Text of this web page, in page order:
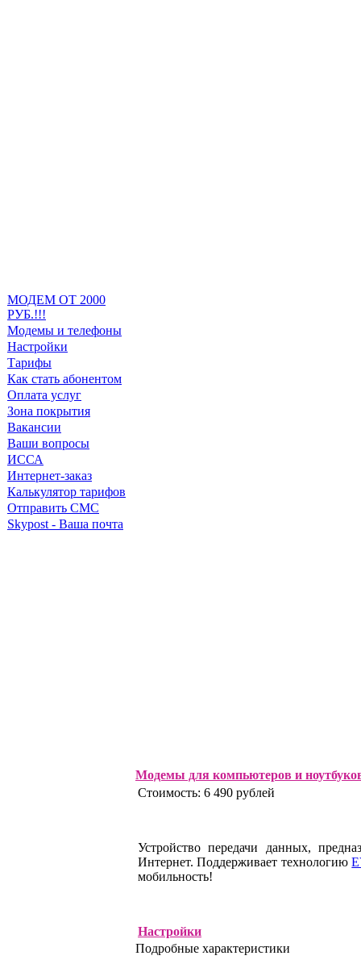
МОДЕМ ОТ 2000
РУБ.!!!
Модемы и телефоны
Настройки
Тарифы
Как стать абонентом
Оплата услуг
Зона покрытия
Вакансии
Ваши вопросы
ИССА
Интернет-заказ
Калькулятор тарифов
Отправить СМС
Skypost - Ваша почта
Модемы для компьютеров и
Стоимость: 6 490 рублей
Устройство передачи данных,
Интернет. Поддерживает технологию
мобильность!
Настройки
Подробные характеристики